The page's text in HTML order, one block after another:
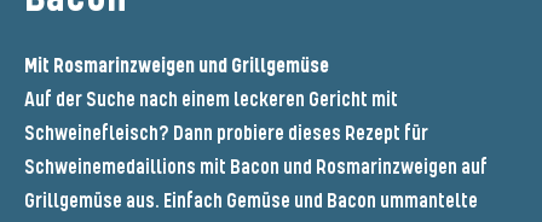
Mit Rosmarinzweigen und Grillgemüse
Auf der Suche nach einem leckeren Gericht mit
Schweinefleisch? Dann probiere dieses Rezept für
Schweinemedaillions mit Bacon und Rosmarinzweigen auf
Grillgemüse aus. Einfach Gemüse und Bacon ummantelte